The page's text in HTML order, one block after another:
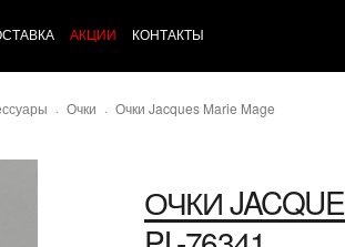
АКЦИИ КОНТАКТЫ
Очки Очки Jacques Marie Mage
ОЧКИ